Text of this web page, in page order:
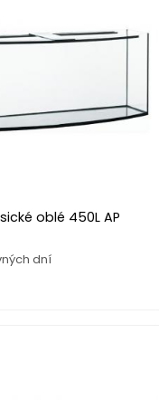
oblé 450L AP
dní